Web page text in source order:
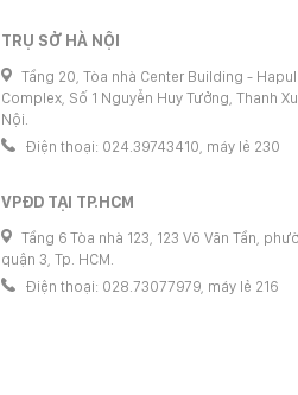
TRỤ SỞ HÀ NỘI
Tầng 20, Tòa nhà Center Building -
Complex, Số 1 Nguyễn Huy Tưởng, Thanh
Nội.
Điện thoại: 024.39743410, máy lẻ 230
VPĐD TẠI TP.HCM
Tầng 6 Tòa nhà 123, 123 Võ Văn Tần,
quận 3, Tp. HCM.
Điện thoại: 028.73077979, máy lẻ 216